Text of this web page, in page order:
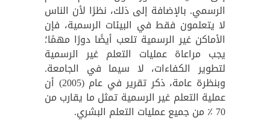
الرسمي. بالإضافة إلى ذلك، نظرًا لأن الناس
لا يتعلمون فقط في البيئات الرسمية، فإن
الأماكن غير الرسمية تلعب أيضًا دورًا مهمًا؛
يجب مراعاة عمليات التعلم غير الرسمية
لتطوير الكفاءات، لا سيما في الجامعة.
وبنظرة عامة، ذكر تقرير في عام (2005) أن
عملية التعلم غير الرسمية تمثل ما يقارب من
70 ٪ من جميع عمليات التعلم البشري.